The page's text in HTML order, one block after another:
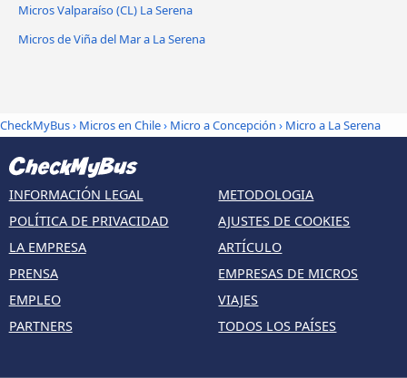
Micros Valparaíso (CL) La Serena
Micros de Viña del Mar a La Serena
CheckMyBus› Micros en Chile› Micro a Concepción › Micro a La Serena
INFORMACIÓN LEGAL
POLÍTICA DE PRIVACIDAD
LA EMPRESA
PRENSA
EMPLEO
PARTNERS
METODOLOGIA
AJUSTES DE COOKIES
ARTÍCULO
EMPRESAS DE MICROS
VIAJES
TODOS LOS PAÍSES